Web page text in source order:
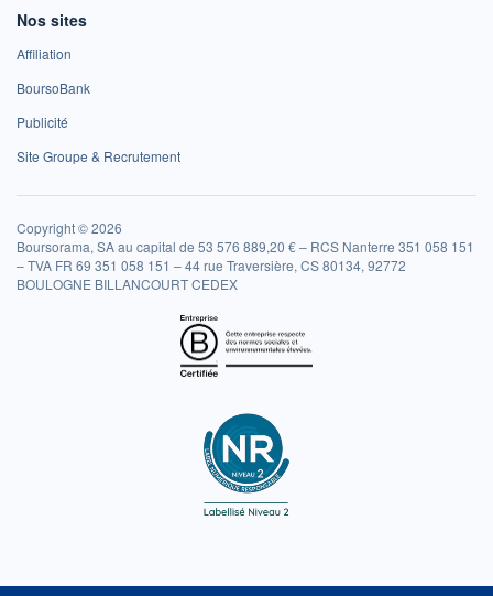
Nos sites
Affiliation
BoursoBank
Publicité
Site Groupe & Recrutement
Copyright © 2026
Boursorama, SA au capital de 53 576 889,20 € – RCS Nanterre 351 058 151
– TVA FR 69 351 058 151 – 44 rue Traversière, CS 80134, 92772
BOULOGNE BILLANCOURT CEDEX